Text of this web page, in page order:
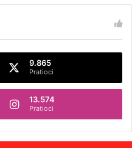
9.865
Pratioci
13.574
Pratioci